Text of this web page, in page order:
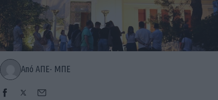
Από ΑΠΕ- ΜΠΕ